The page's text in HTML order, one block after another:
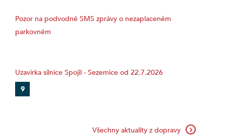
Pozor na podvodné SMS zprávy o nezaplaceném
parkovném
Uzavírka silnice Spojil - Sezemice od 22.7.2026
9
Všechny aktuality z dopravy